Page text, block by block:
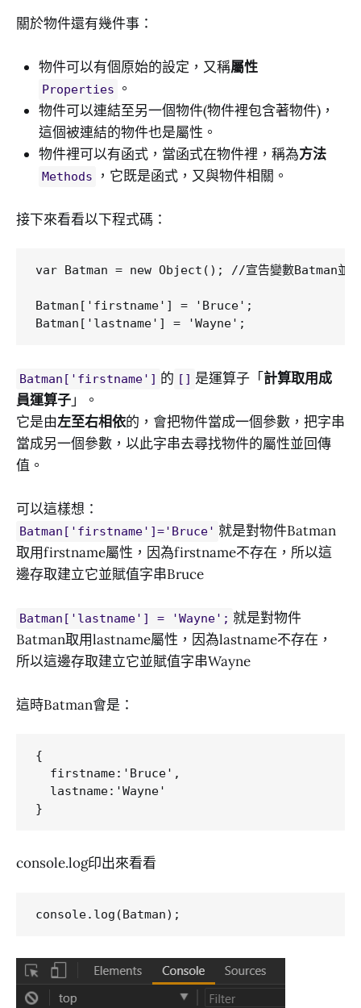
關於物件還有幾件事：
物件可以有個原始的設定，又稱屬性
Properties
。
物件可以連結至另一個物件(物件裡包含著物件)，
這個被連結的物件也是屬性。
物件裡可以有函式，當函式在物件裡，稱為方法
Methods ，它既是函式，又與物件相關。
接下來看看以下程式碼：
var Batman = new Object(); //宣告變數Batman並建
Batman['firstname'] = 'Bruce';
Batman['firstname'] 的 [] 是運算子「計算取用成
員運算子」。
它是由左至右相依的，會把物件當成一個參數，把字串
當成另一個參數，以此字串去尋找物件的屬性並回傳
值。
可以這樣想：
Batman['firstname']='Bruce' 就是對物件Batman
取用firstname屬性，因為firstname不存在，所以這
邊存取建立它並賦值字串Bruce
Batman['lastname'] = 'Wayne'; 就是對物件
Batman取用lastname屬性，因為lastname不存在，
所以這邊存取建立它並賦值字串Wayne
這時Batman會是：
{
  firstname:'Bruce',
  lastname:'Wayne'
console.log印出來看看